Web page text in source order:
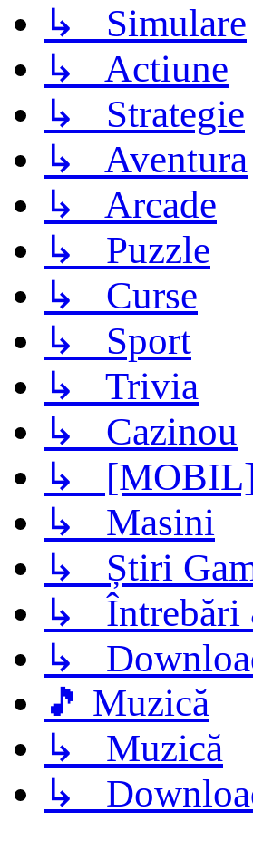
↳ Simulare
↳ Actiune
↳ Strategie
↳ Aventura
↳ Arcade
↳ Puzzle
↳ Curse
↳ Sport
↳ Trivia
↳ Cazinou
↳ [MOBIL]
↳ Masini
↳ Știri
↳ Întrebări
↳
🎵 Muzică
↳ Muzică
↳